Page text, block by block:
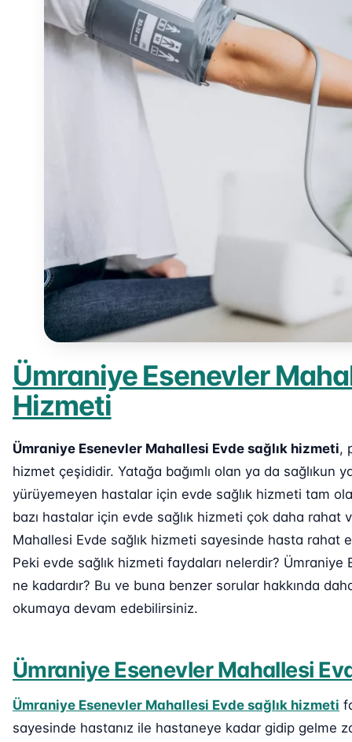
Ümraniye Esenevler
Hizmeti
Ümraniye Esenevler Mahallesi Evde sağlık hizmeti,
hizmet çeşididir. Yatağa bağımlı olan ya da sağlıkun
yürüyemeyen hastalar için evde sağlık hizmeti tam
bazı hastalar için evde sağlık hizmeti çok daha
Mahallesi Evde sağlık hizmeti sayesinde hasta rahat
Peki evde sağlık hizmeti faydaları nelerdir?
ne kadardır? Bu ve buna benzer sorular hakkında
okumaya devam edebilirsiniz.
Ümraniye Esenevler Mahallesi
Ümraniye Esenevler Mahallesi Evde sağlık hizmeti
sayesinde hastanız ile hastaneye kadar gidip gelme